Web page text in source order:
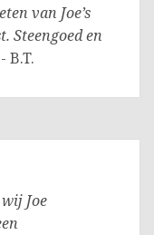
van Joe’s
Steengoed en
B.T.
Joe